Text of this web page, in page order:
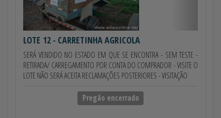
LOTE 12 - CARRETINHA AGRICOLA
SERÁ VENDIDO NO ESTADO EM QUE SE ENCONTRA - SEM TESTE -
RETIRADA/ CARREGAMENTO POR CONTA DO COMPRADOR - VISITE O
LOTE NÃO SERÁ ACEITA RECLAMAÇÕES POSTERIORES - VISITAÇÃO
Pregão encerrado